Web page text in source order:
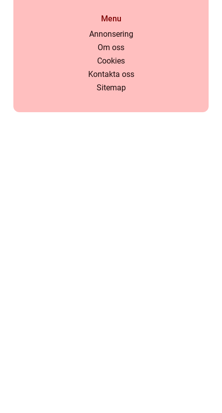
Menu
Annonsering
Om oss
Cookies
Kontakta oss
Sitemap